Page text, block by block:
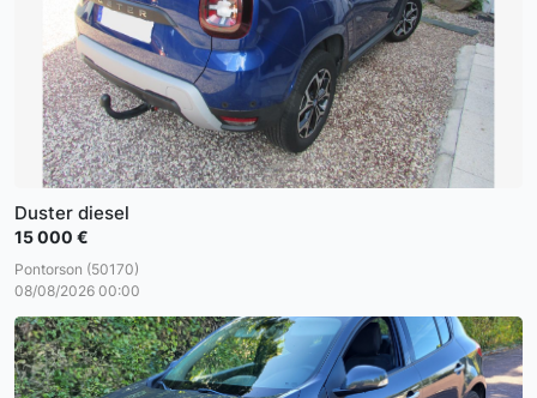
Duster diesel
15 000 €
Pontorson (50170)
08/08/2026 00:00